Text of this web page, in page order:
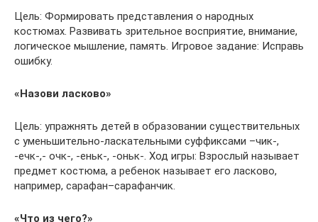
Цель: Формировать представления о народных
костюмах. Развивать зрительное восприятие, внимание,
логическое мышление, память. Игровое задание: Исправь
ошибку.
«Назови ласково»
Цель: упражнять детей в образовании существительных
с уменьшительно-ласкательными суффиксами –чик-,
-ечк-,- очк-, -еньк-, -оньк-. Ход игры: Взрослый называет
предмет костюма, а ребенок называет его ласково,
например, сарафан–сарафанчик.
«Что из чего?»